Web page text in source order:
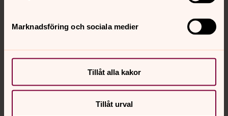
Marknadsföring och sociala medier
Tillåt alla kakor
Tillåt urval
Kalender
Hitta snabbt